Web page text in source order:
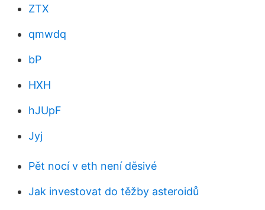
ZTX
qmwdq
bP
HXH
hJUpF
Jyj
Pět nocí v eth není děsivé
Jak investovat do těžby asteroidů